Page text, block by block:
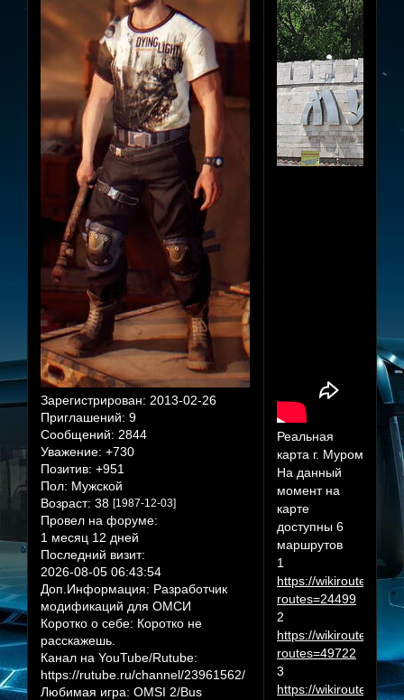
Зарегистрирован: 2013-02-26
Приглашений: 9
Сообщений: 2844
Уважение: +730
Позитив: +951
Пол: Мужской
Возраст: 38 [1987-12-03]
Провел на форуме:
1 месяц 12 дней
Последний визит:
2026-08-05 06:43:54
Доп.Информация: Разработчик
модификаций для ОМСИ
Коротко о себе: Коротко не
расскажешь.
Канал на YouTube/Rutube:
https://rutube.ru/channel/23961562/
Любимая игра: OMSI 2/Bus
Реальная
карта г. Муром
На данный
момент на
карте
доступны 6
маршрутов
1
https://
routes=24499
2
https://
routes=49722
3
https://